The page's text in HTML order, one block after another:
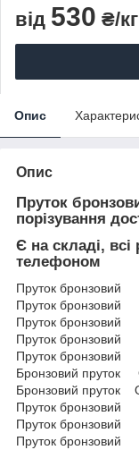
від 530 ₴/кг
Опис
Опис
Пруток
порізування
Є на складі, всі
телефоном
Пруток
Пруток
Пруток
Пруток
Пруток
Бронзовий
Бронзовий
Пруток
Пруток
Пруток